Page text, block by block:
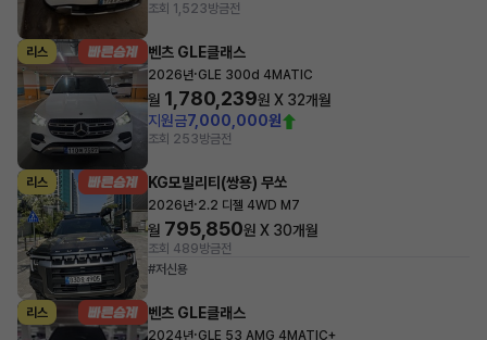
조회 1,523방금전
리스 벤츠 GLE클래스
2026년·GLE 300d 4MATIC
월 1,780,239원 X 32개월
지원금7,000,000원
조회 253방금전
리스 KG모빌리티(쌍용) 무쏘
2026년·2.2 디젤 4WD M7
월 795,850원 X 30개월
조회 489방금전
#저신용
리스 벤츠 GLE클래스
2024년·GLE 53 AMG 4MATIC+